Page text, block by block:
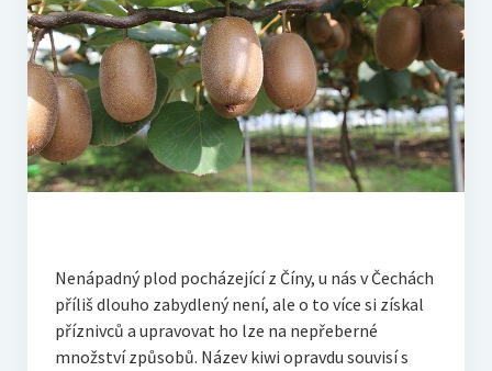
Nenápadný plod pocházející z Číny, u nás v Čechách
příliš dlouho zabydlený není, ale o to více si získal
příznivců a upravovat ho lze na nepřeberné
množství způsobů. Název kiwi opravdu souvisí s